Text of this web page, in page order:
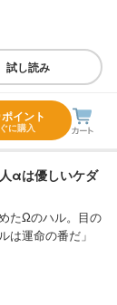
試し読み
ポイント
に購入
αは優しいケダ
たΩのハル。目の
は運命の番だ」